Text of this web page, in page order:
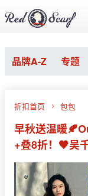
品牌A-Z 专题
折扣首页 包包
早秋送温暖
+叠8折！🖤吴